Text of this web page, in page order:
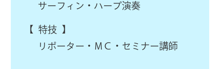
サーフィン・ハープ演奏
【 特技 】
リポーター・ＭＣ・セミナー講師